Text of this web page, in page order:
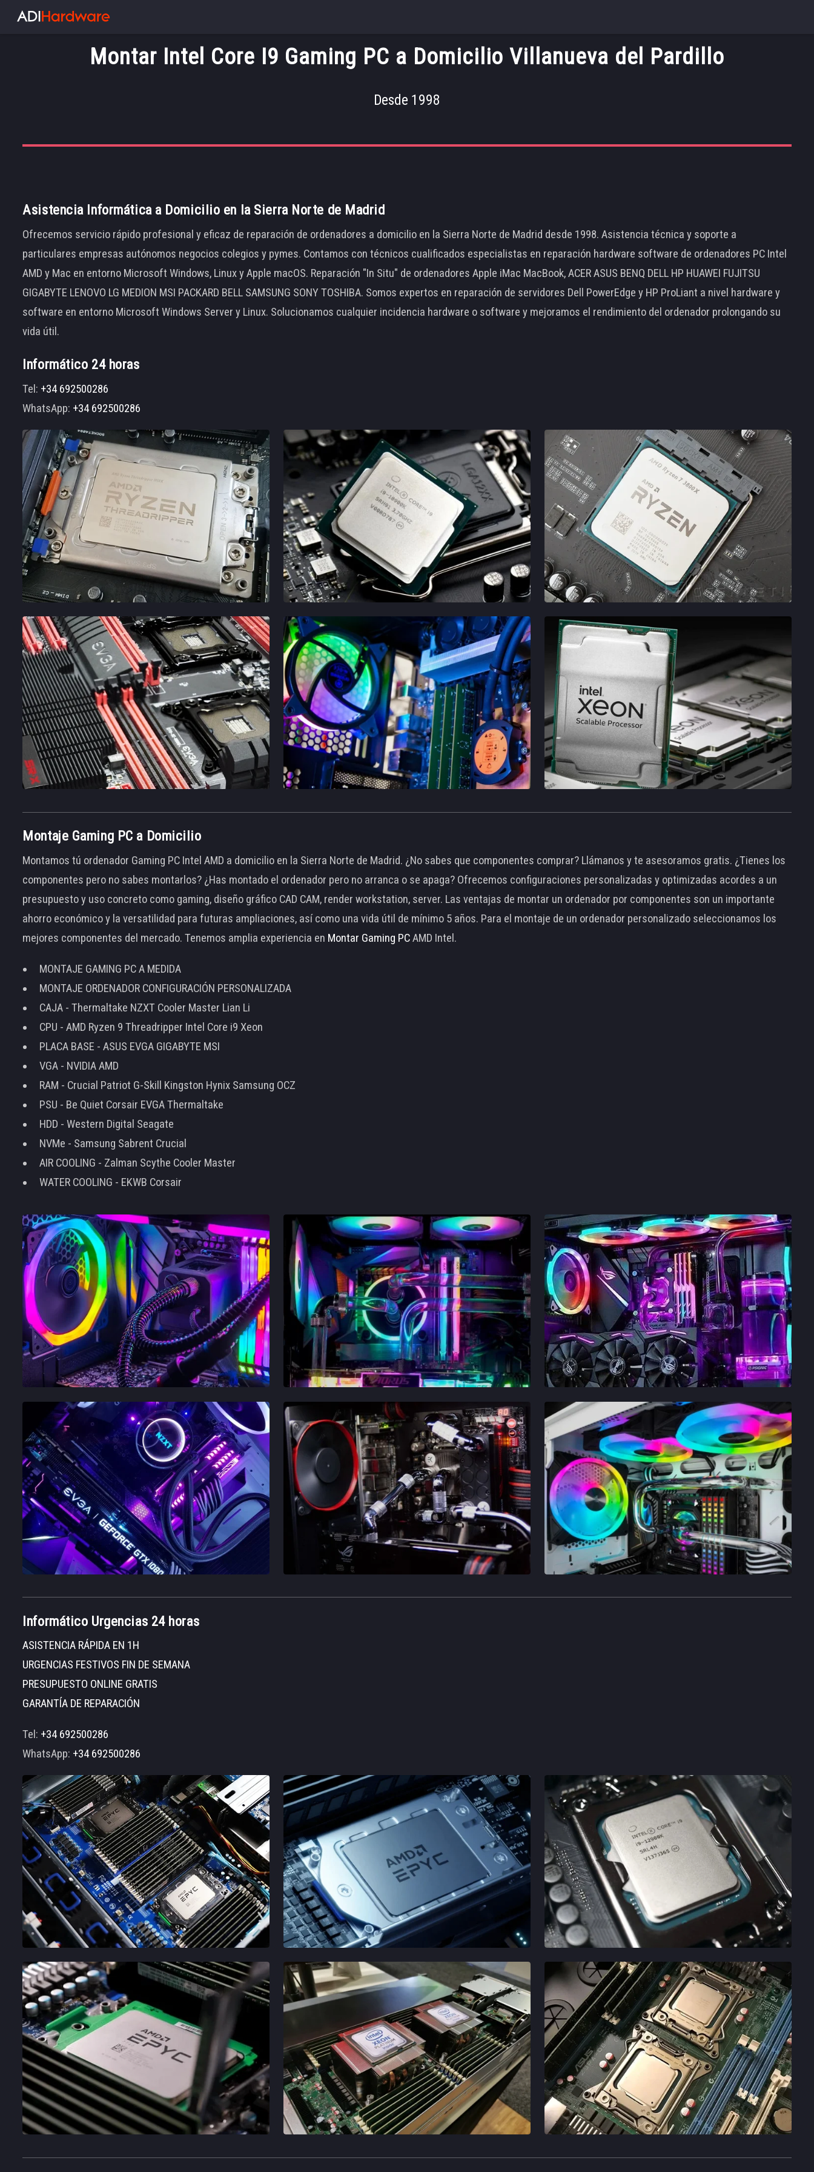
Montar Intel Core I9 Gaming PC a Domicilio Villanueva del Pardillo
Desde 1998
Asistencia Informática a Domicilio en la Sierra Norte de Madrid
Ofrecemos servicio rápido profesional y eficaz de reparación de ordenadores a domicilio en la Sierra Norte de Madrid desde 1998. Asistencia técnica y soporte a
particulares empresas autónomos negocios colegios y pymes. Contamos con técnicos cualificados especialistas en reparación hardware software de ordenadores PC Intel
AMD y Mac en entorno Microsoft Windows, Linux y Apple macOS. Reparación "In Situ" de ordenadores Apple iMac MacBook, ACER ASUS BENQ DELL HP HUAWEI FUJITSU
GIGABYTE LENOVO LG MEDION MSI PACKARD BELL SAMSUNG SONY TOSHIBA. Somos expertos en reparación de servidores Dell PowerEdge y HP ProLiant a nivel hardware y
software en entorno Microsoft Windows Server y Linux. Solucionamos cualquier incidencia hardware o software y mejoramos el rendimiento del ordenador prolongando su
vida útil.
Informático 24 horas
Tel: +34 692500286
WhatsApp: +34 692500286
Montaje Gaming PC a Domicilio
Montamos tú ordenador Gaming PC Intel AMD a domicilio en la Sierra Norte de Madrid. ¿No sabes que componentes comprar? Llámanos y te asesoramos gratis. ¿Tienes los
componentes pero no sabes montarlos? ¿Has montado el ordenador pero no arranca o se apaga? Ofrecemos configuraciones personalizadas y optimizadas acordes a un
presupuesto y uso concreto como gaming, diseño gráfico CAD CAM, render workstation, server. Las ventajas de montar un ordenador por componentes son un importante
ahorro económico y la versatilidad para futuras ampliaciones, así como una vida útil de mínimo 5 años. Para el montaje de un ordenador personalizado seleccionamos los
mejores componentes del mercado. Tenemos amplia experiencia en Montar Gaming PCAMD Intel.
MONTAJE GAMING PC A MEDIDA
MONTAJE ORDENADOR CONFIGURACIÓN PERSONALIZADA
CAJA - Thermaltake NZXT Cooler Master Lian Li
CPU - AMD Ryzen 9 Threadripper Intel Core i9 Xeon
PLACA BASE - ASUS EVGA GIGABYTE MSI
VGA - NVIDIA AMD
RAM - Crucial Patriot G-Skill Kingston Hynix Samsung OCZ
PSU - Be Quiet Corsair EVGA Thermaltake
HDD - Western Digital Seagate
NVMe - Samsung Sabrent Crucial
AIR COOLING - Zalman Scythe Cooler Master
WATER COOLING - EKWB Corsair
Informático Urgencias 24 horas
ASISTENCIA RÁPIDA EN 1H
URGENCIAS FESTIVOS FIN DE SEMANA
PRESUPUESTO ONLINE GRATIS
GARANTÍA DE REPARACIÓN
Tel: +34 692500286
WhatsApp: +34 692500286